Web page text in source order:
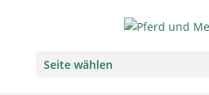
Seite wählen